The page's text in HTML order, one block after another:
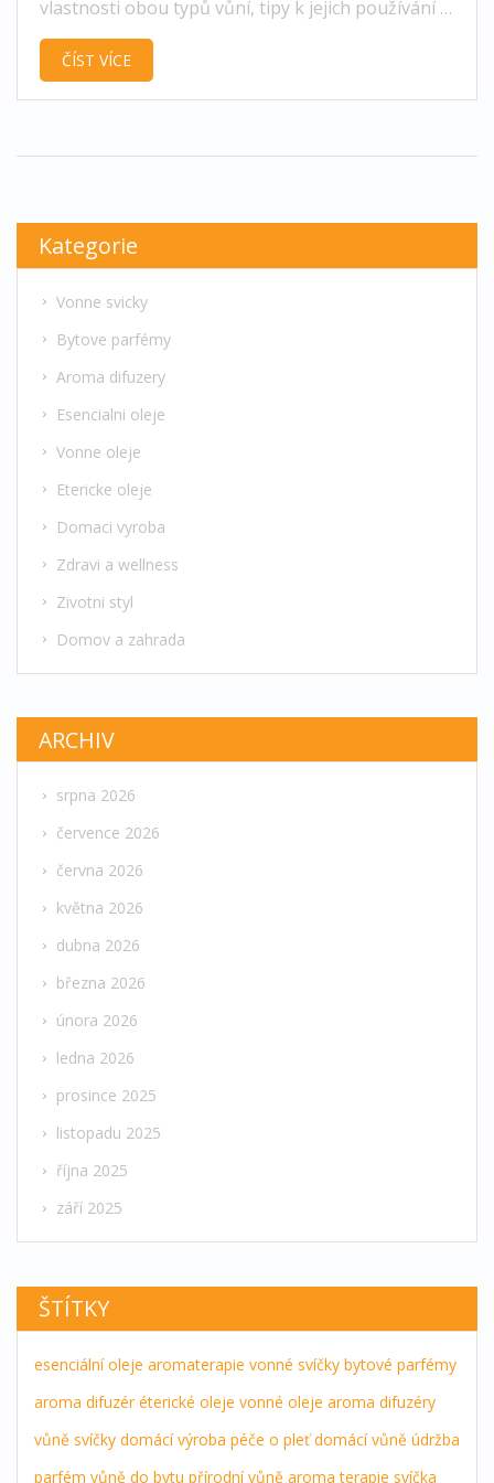
vlastnosti obou typů vůní, tipy k jejich používání i
hlavní doporučení jak vybírat tu pravou.
ČÍST VÍCE
Kategorie
Vonne svicky
Bytove parfémy
Aroma difuzery
Esencialni oleje
Vonne oleje
Etericke oleje
Domaci vyroba
Zdravi a wellness
Zivotni styl
Domov a zahrada
ARCHIV
srpna 2026
července 2026
června 2026
května 2026
dubna 2026
března 2026
února 2026
ledna 2026
prosince 2025
listopadu 2025
října 2025
září 2025
ŠTÍTKY
esenciální oleje aromaterapie vonné svíčky bytové parfémy
aroma difuzér éterické oleje vonné oleje aroma difuzéry
vůně svíčky domácí výroba péče o pleť domácí vůně údržba
parfém vůně do bytu přírodní vůně aroma terapie svíčka